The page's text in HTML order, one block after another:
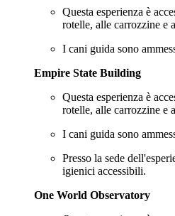
Questa esperienza è
rotelle, alle carrozzine e
I cani guida sono
Empire State Building
Questa esperienza è
rotelle, alle carrozzine e
I cani guida sono
Presso la sede
igienici accessibili.
One World Observatory